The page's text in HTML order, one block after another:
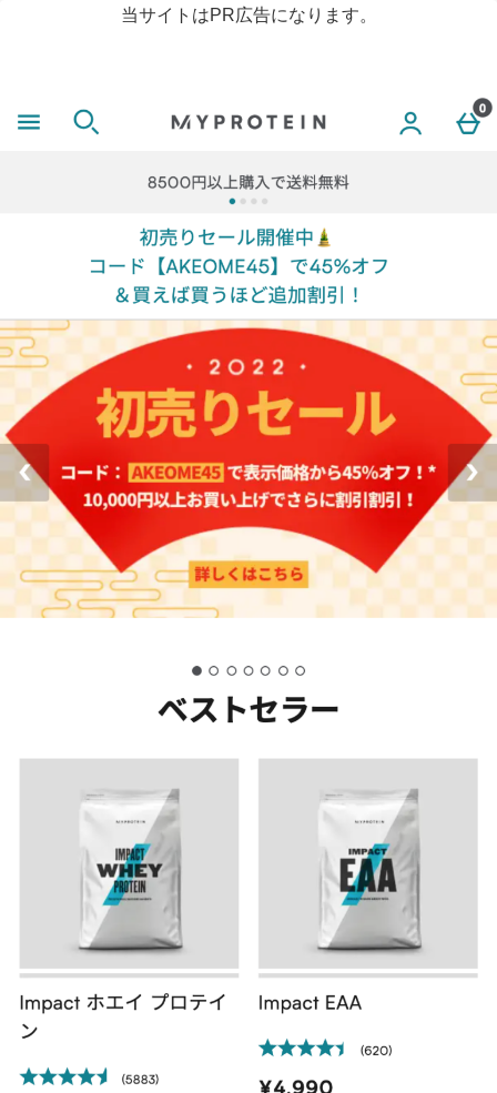
当サイトはPR広告になります。